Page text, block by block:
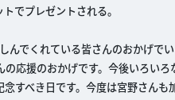
でプレゼントされる。
んでくれている皆さんのおかげで
応援のおかげです。今後いろいろ
すべき日です。今度は宮野さんも